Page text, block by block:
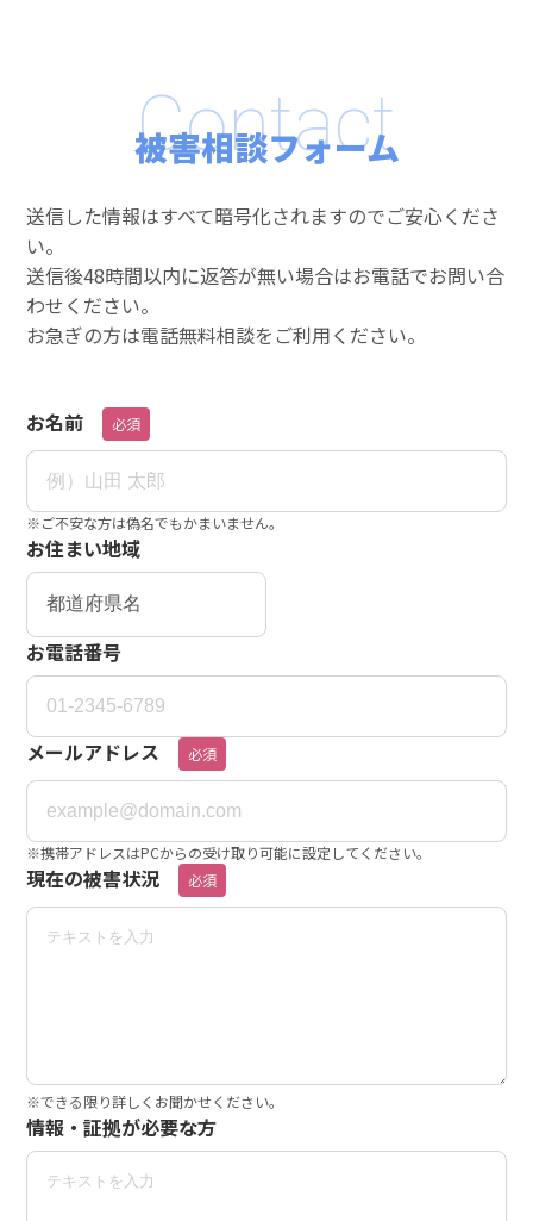
Contact
被害相談フォーム
送信した情報はすべて暗号化されますのでご安心くださ
い。
送信後48時間以内に返答が無い場合はお電話でお問い合
わせください。
お急ぎの方は電話無料相談をご利用ください。
お名前 必須
※ご不安な方は偽名でもかまいません。
お住まい地域
お電話番号
メールアドレス 必須
※携帯アドレスはPCからの受け取り可能に設定してください。
現在の被害状況 必須
※できる限り詳しくお聞かせください。
情報・証拠が必要な方